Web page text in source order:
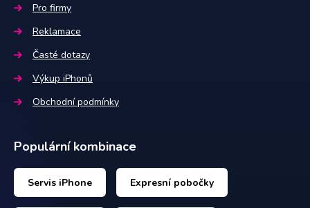
Pro firmy
Reklamace
Časté dotazy
Výkup iPhonů
Obchodní podmínky
Populární kombinace
Servis iPhone Expresní pobočky